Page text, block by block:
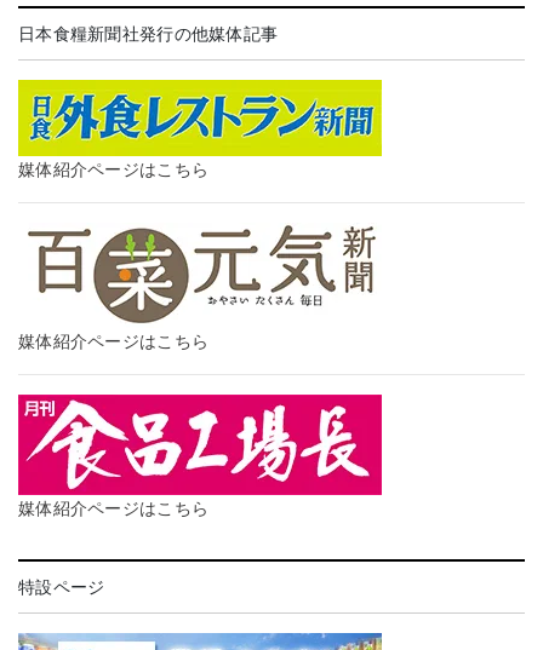
日本食糧新聞社発行の他媒体記事
媒体紹介ページはこちら
媒体紹介ページはこちら
媒体紹介ページはこちら
特設ページ